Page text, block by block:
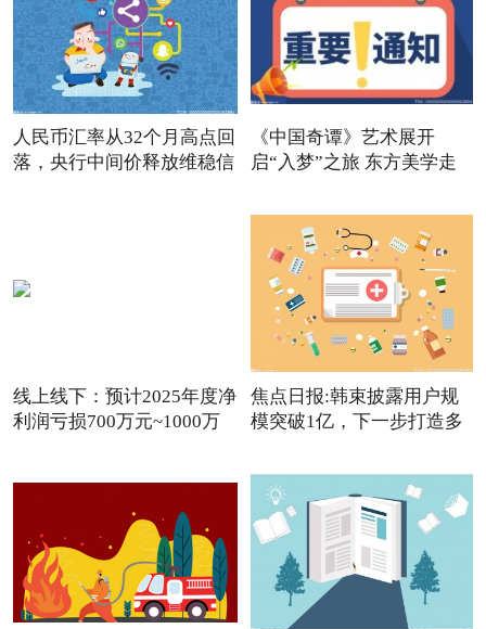
人民币汇率从32个月高点回
落，央行中间价释放维稳信
《中国奇谭》艺术展开
启“入梦”之旅 东方美学走
线上线下：预计2025年度净
利润亏损700万元~1000万
焦点日报:韩束披露用户规
模突破1亿，下一步打造多